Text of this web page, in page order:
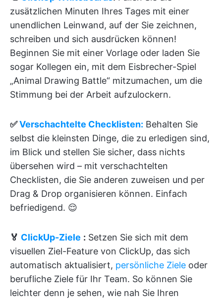
zusätzlichen Minuten Ihres Tages mit einer
unendlichen Leinwand, auf der Sie zeichnen,
schreiben und sich ausdrücken können!
Beginnen Sie mit einer Vorlage oder laden Sie
sogar Kollegen ein, mit dem Eisbrecher-Spiel
„Animal Drawing Battle“ mitzumachen, um die
Stimmung bei der Arbeit aufzulockern.
✅Verschachtelte Checklisten: Behalten Sie
selbst die kleinsten Dinge, die zu erledigen sind,
im Blick und stellen Sie sicher, dass nichts
übersehen wird – mit verschachtelten
Checklisten, die Sie anderen zuweisen und per
Drag & Drop organisieren können. Einfach
befriedigend. 😌
🏅 ClickUp-Ziele : Setzen Sie sich mit dem
visuellen Ziel-Feature von ClickUp, das sich
automatisch aktualisiert, persönliche Ziele oder
berufliche Ziele für Ihr Team. So können Sie
leichter denn je sehen, wie nah Sie Ihren